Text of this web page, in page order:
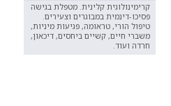
קרימינולוגית קלינית. מטפלת בגישה
פסיכו-דינמית במבוגרים וצעירים.
טיפול הורי, טראומה, פגיעות מיניות,
משברי חיים, קשיים ביחסים, דיכאון,
חרדה ועוד.